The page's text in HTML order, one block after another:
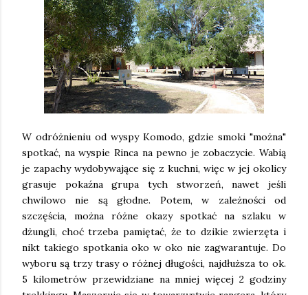
W odróżnieniu od wyspy Komodo, gdzie smoki "można"
spotkać, na wyspie Rinca na pewno je zobaczycie. Wabią
je zapachy wydobywające się z kuchni, więc w jej okolicy
grasuje pokaźna grupa tych stworzeń, nawet jeśli
chwilowo nie są głodne. Potem, w zależności od
szczęścia, można różne okazy spotkać na szlaku w
dżungli, choć trzeba pamiętać, że to dzikie zwierzęta i
nikt takiego spotkania oko w oko nie zagwarantuje. Do
wyboru są trzy trasy o różnej długości, najdłuższa to ok.
5 kilometrów przewidziane na mniej więcej 2 godziny